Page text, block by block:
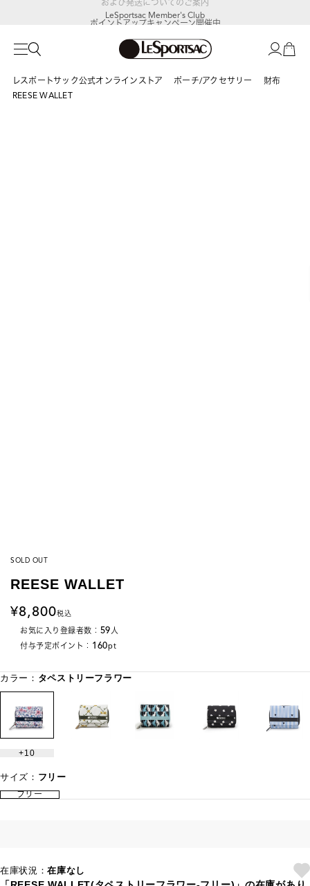
LeSportsac Member's Club
ポイントアップキャンペーン開催中
レスポートサック公式オンラインストア ポーチ/アクセサリー
財布
REESE WALLET
SOLD OUT
REESE WALLET
8,800税込
お気に入り登録者数： 59人
付与予定ポイント： 160pt
カラー： タペストリーフラワー
10
サイズ： フリー
フリー
在庫状況：在庫なし